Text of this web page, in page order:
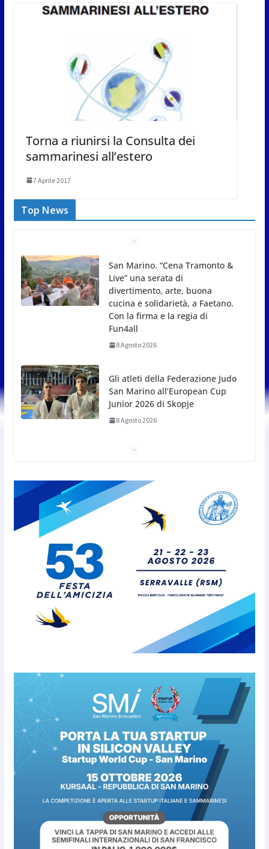
Torna a riunirsi la Consulta dei
sammarinesi all’estero
7 Aprile 2017
Top News
Gli atleti della Federazione Judo
San Marino all’European Cup
Junior 2026 di Skopje
L’arte perde uno dei suoi
Sgattoni
San Marino Academy.
Femminile: quattro Primavera
aggregate alla Prima Squadra
San Marino. “Cena Tramonto &
Live” una serata di
divertimento, arte, buona
cucina e solidarietà, a Faetano.
Con la firma e la regia di
8 Agosto 2026